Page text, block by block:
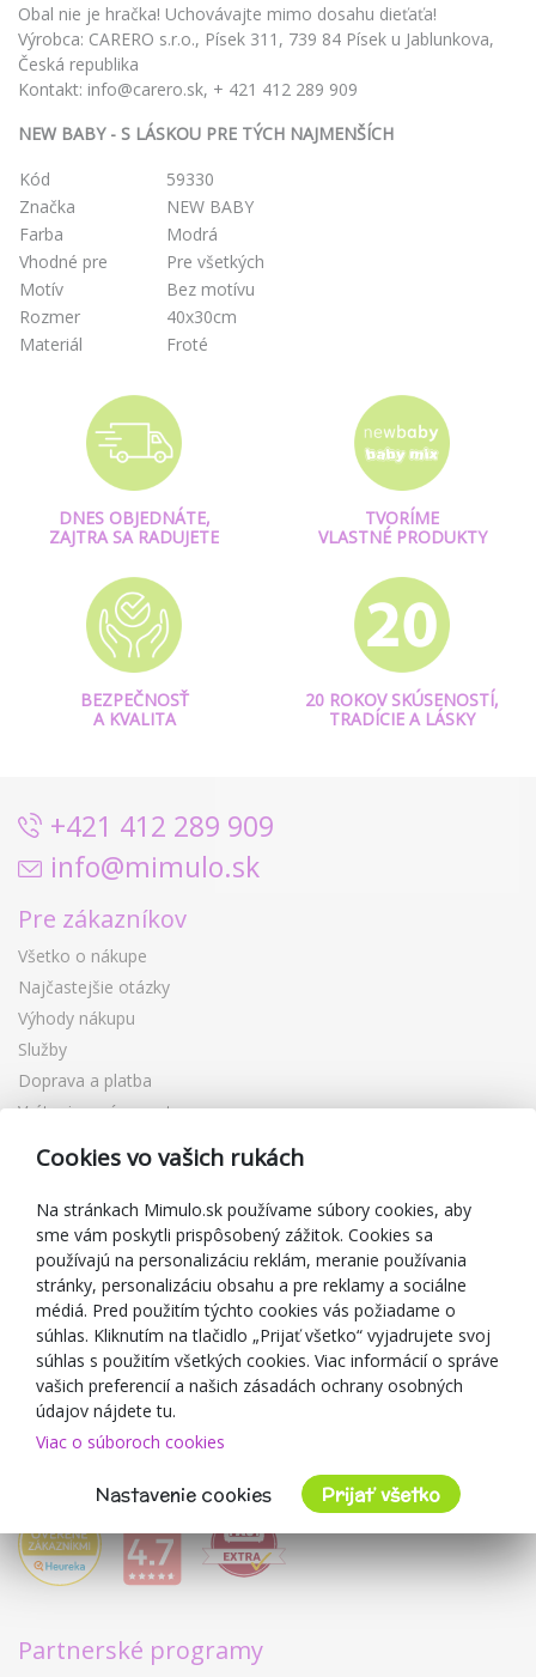
Obal nie je hračka! Uchovávajte mimo dosahu dieťaťa!
Výrobca: CARERO s.r.o., Písek 311, 739 84 Písek u Jablunkova,
Česká republika
Kontakt: info@carero.sk, + 421 412 289 909
NEW BABY - S LÁSKOU PRE TÝCH NAJMENŠÍCH
Kód
59330
Značka
NEW BABY
Farba
Modrá
Vhodné pre
Pre všetkých
Motív
Bez motívu
Rozmer
40x30cm
Materiál
Froté
DNES OBJEDNÁTE,
ZAJTRA SA RADUJETE
TVORÍME
VLASTNÉ PRODUKTY
BEZPEČNOSŤ
A KVALITA
20 ROKOV SKÚSENOSTÍ,
TRADÍCIE A LÁSKY
+421 412 289 909
info@mimulo.sk
Pre zákazníkov
Všetko o nákupe
Najčastejšie otázky
Výhody nákupu
Služby
Doprava a platba
Vrátenie a výmena tovaru
Reklamácia
Darčekové poukážky
Zľavové kupóny
Blog
O predajcovi
Mimulo.sk
Obchodné podmienky
Ochrana osobných údajov GDPR
Kontakty
Spolupracujeme
Partnerské programy
Cookies vo vašich rukách
Na stránkach Mimulo.sk používame súbory cookies, aby
sme vám poskytli prispôsobený zážitok. Cookies sa
používajú na personalizáciu reklám, meranie používania
stránky, personalizáciu obsahu a pre reklamy a sociálne
médiá. Pred použitím týchto cookies vás požiadame o
súhlas. Kliknutím na tlačidlo „Prijať všetko“ vyjadrujete svoj
súhlas s použitím všetkých cookies. Viac informácií o správe
vašich preferencií a našich zásadách ochrany osobných
údajov nájdete tu.
Viac o súboroch cookies
Nastavenie cookies Prijať všetko